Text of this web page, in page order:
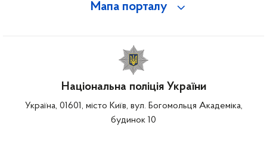
Мапа порталу
Національна поліція України
Україна, 01601, місто Київ, вул. Богомольця Академіка,
будинок 10